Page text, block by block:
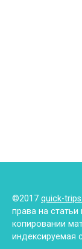
©2017 quick-
права на
копировании
индексируемая